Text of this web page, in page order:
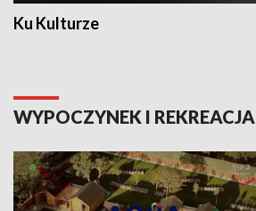
Ku Kulturze
WYPOCZYNEK I REKREACJA